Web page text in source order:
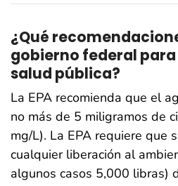
¿Qué
gobierno federal
salud pública?
La EPA recomienda que el
no más de 5 miligramos de
mg/L). La EPA requiere que
cualquier liberación al
algunos casos 5,000 libras)